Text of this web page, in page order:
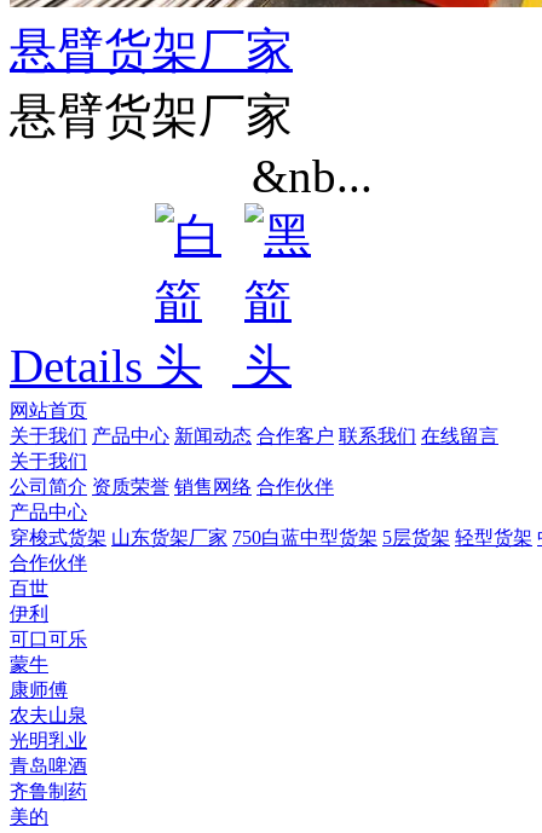
悬臂货架厂家
悬臂货架厂家
&nb...
Details
网站首页
关于我们 产品中心 新闻动态 合作客户 联系我们 在线留言
关于我们
公司简介 资质荣誉 销售网络 合作伙伴
产品中心
穿梭式货架 山东货架厂家 750白蓝中型货架 5层货架 轻型货架
合作伙伴
百世
伊利
可口可乐
蒙牛
康师傅
农夫山泉
光明乳业
青岛啤酒
齐鲁制药
美的